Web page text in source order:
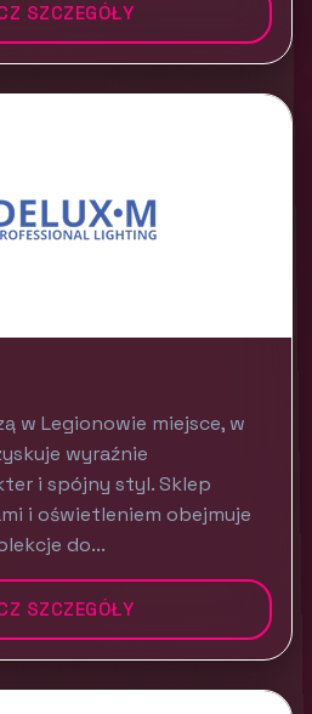
SZCZEGÓŁY
w Legionowie miejsce, w
wyraźnie
i spójny styl. Sklep
i oświetleniem obejmuje
do...
SZCZEGÓŁY